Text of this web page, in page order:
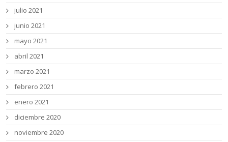
julio 2021
junio 2021
mayo 2021
abril 2021
marzo 2021
febrero 2021
enero 2021
diciembre 2020
noviembre 2020